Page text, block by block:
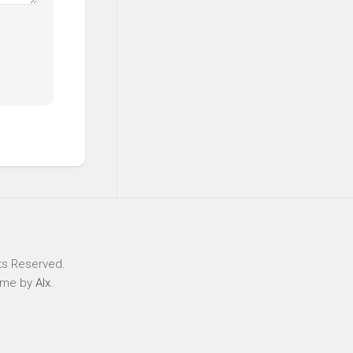
Reserved.
by Alx.